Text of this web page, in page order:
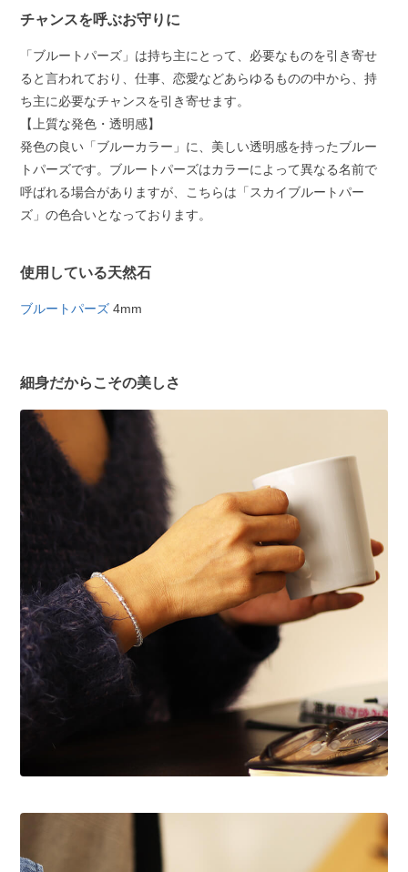
チャンスを呼ぶお守りに
「ブルートパーズ」は持ち主にとって、必要なものを引き寄せ
ると言われており、仕事、恋愛などあらゆるものの中から、持
ち主に必要なチャンスを引き寄せます。
【上質な発色・透明感】
発色の良い「ブルーカラー」に、美しい透明感を持ったブルー
トパーズです。ブルートパーズはカラーによって異なる名前で
呼ばれる場合がありますが、こちらは「スカイブルートパー
ズ」の色合いとなっております。
使用している天然石
ブルートパーズ 4mm
細身だからこその美しさ